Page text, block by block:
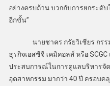
อย่างครบถ้วน บวกกับการยกระดั
อีกขั้น”
นายชาคร กรัยวิเชียร กรรมก
ธุรกิจเอสซีจี เคมิคอลส์ หรือ SCGC
ประสบการณ์ในการดูแลบริหารจั
อุตสาหกรรม มากว่า 40 ปี ครอบค